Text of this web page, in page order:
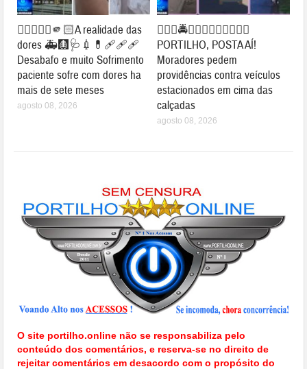
👉🏻👎🏻🤔🫵🏻A realidade das
dores 🚑🩻🩺💉💊🩹🩹🩹
Desabafo e muito Sofrimento
paciente sofre com dores ha
mais de sete meses
agosto 08, 2026
👉🏻🚨🚔🤔🚧😱👀✍🏻🚦🛑🚗
PORTILHO, POSTA AÍ!
Moradores pedem
providências contra veículos
estacionados em cima das
calçadas
agosto 08, 2026
O site portilho.online não se responsabiliza pelo
conteúdo dos comentários, e reserva-se no direito de
rejeitar comentários em desacordo com o propósito do